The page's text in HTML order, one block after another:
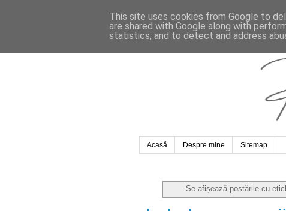
Acasă Despre mine Sitemap
Se afișează postările cu
This site uses cookies from Google to
are shared with Google along with
statistics, and to detect and address